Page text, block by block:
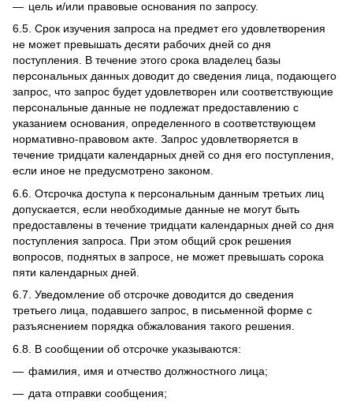
цель и/или правовые основания по запросу.
6.5. Срок изучения запроса на предмет его удовлетворения
не может превышать десяти рабочих дней со дня
поступления. В течение этого срока владелец базы
персональных данных доводит до сведения лица, подающего
запрос, что запрос будет удовлетворен или соответствующие
персональные данные не подлежат предоставлению с
указанием основания, определенного в соответствующем
нормативно-правовом акте. Запрос удовлетворяется в
течение тридцати календарных дней со дня его поступления,
если иное не предусмотрено законом.
6.6. Отсрочка доступа к персональным данным третьих лиц
допускается, если необходимые данные не могут быть
предоставлены в течение тридцати календарных дней со дня
поступления запроса. При этом общий срок решения
вопросов, поднятых в запросе, не может превышать сорока
пяти календарных дней.
6.7. Уведомление об отсрочке доводится до сведения
третьего лица, подавшего запрос, в письменной форме с
разъяснением порядка обжалования такого решения.
6.8. В сообщении об отсрочке указываются:
фамилия, имя и отчество должностного лица;
дата отправки сообщения;